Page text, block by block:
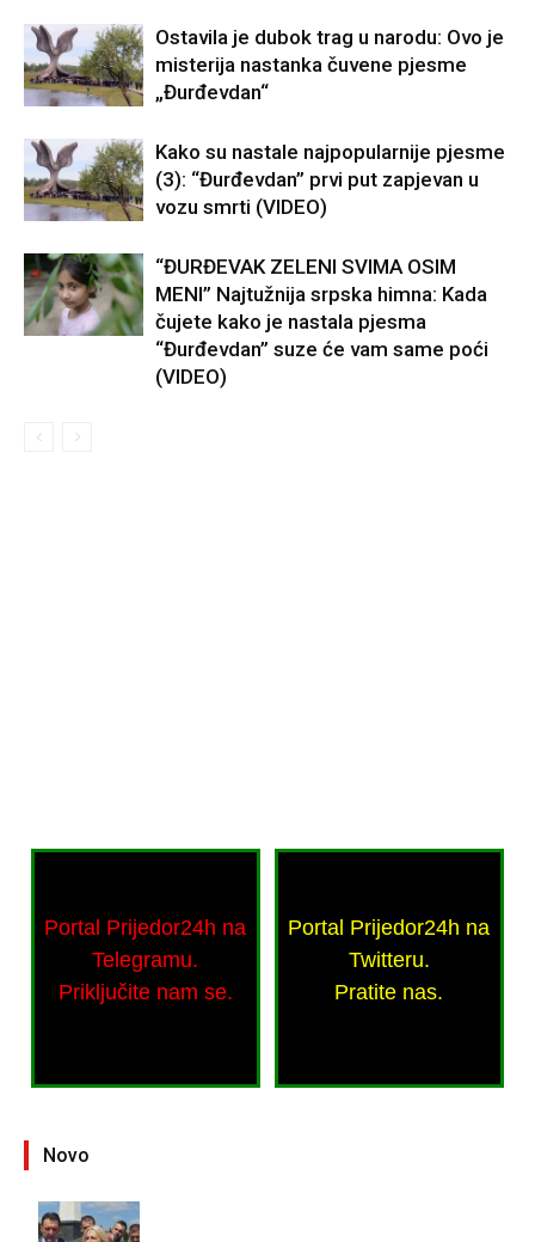
Ostavila je dubok trag u narodu: Ovo je
misterija nastanka čuvene pjesme
„Đurđevdan“
Kako su nastale najpopularnije pjesme
(3): “Đurđevdan” prvi put zapjevan u
vozu smrti (VIDEO)
“ĐURĐEVAK ZELENI SVIMA OSIM
MENI” Najtužnija srpska himna: Kada
čujete kako je nastala pjesma
“Đurđevdan” suze će vam same poći
(VIDEO)
Portal Prijedor24h na
Telegramu.
Priključite nam se.
Portal Prijedor24h na
Twitteru.
Pratite nas.
Novo